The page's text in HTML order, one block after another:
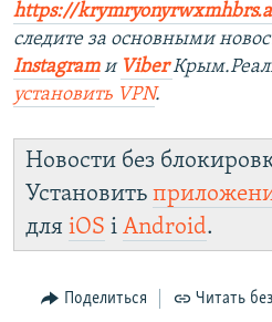
https://
следите за основными
Instagramи Viber
установить VPN.
Новости без
Установить
для iOS і Android.
Поделиться Читать